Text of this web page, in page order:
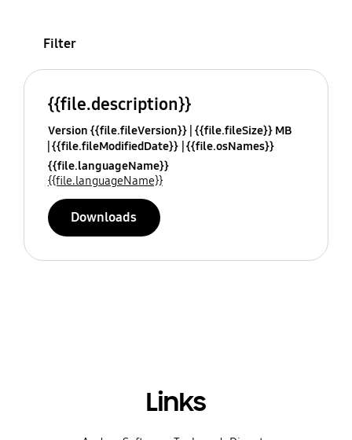
Filter
{{file.description}}
Version {{file.fileVersion}} {{file.fileSize}} MB
{{file.fileModifiedDate}} {{file.osNames}}
{{file.languageName}}
{{file.languageName}}
Downloads
Links